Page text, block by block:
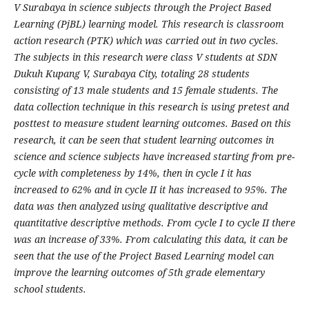
V Surabaya in science subjects through the Project Based
Learning (PjBL) learning model. This research is classroom
action research (PTK) which was carried out in two cycles.
The subjects in this research were class V students at SDN
Dukuh Kupang V, Surabaya City, totaling 28 students
consisting of 13 male students and 15 female students. The
data collection technique in this research is using pretest and
posttest to measure student learning outcomes. Based on this
research, it can be seen that student learning outcomes in
science and science subjects have increased starting from pre-
cycle with completeness by 14%, then in cycle I it has
increased to 62% and in cycle II it has increased to 95%. The
data was then analyzed using qualitative descriptive and
quantitative descriptive methods. From cycle I to cycle II there
was an increase of 33%. From calculating this data, it can be
seen that the use of the Project Based Learning model can
improve the learning outcomes of 5th grade elementary
school students.